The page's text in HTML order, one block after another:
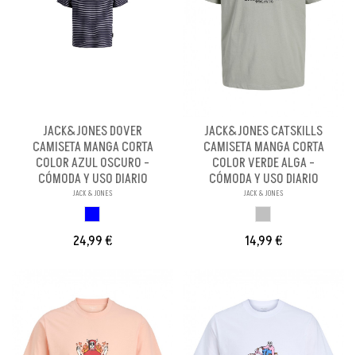
JACK&JONES DOVER
CAMISETA MANGA CORTA
COLOR AZUL OSCURO -
CÓMODA Y USO DIARIO
JACK & JONES
24,99 €
JACK&JONES CATSKILLS
CAMISETA MANGA CORTA
COLOR VERDE ALGA -
CÓMODA Y USO DIARIO
JACK & JONES
14,99 €